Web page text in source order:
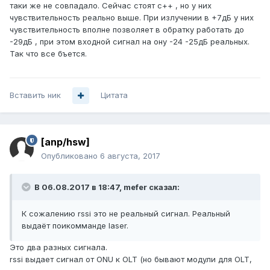
таки же не совпадало. Сейчас стоят с++ , но у них
чувствительность реально выше. При излучении в +7дБ у них
чувствительность вполне позволяет в обратку работать до
-29дБ , при этом входной сигнал на ону -24 -25дБ реальных.
Так что все бъется.
Вставить ник Цитата
[anp/hsw]
Опубликовано 6 августа, 2017
В 06.08.2017 в 18:47, mefer сказал:
К сожалению rssi это не реальный сигнал. Реальный
выдаёт поикомманде laser.
Это два разных сигнала.
rssi выдает сигнал от ONU к OLT (но бывают модули для OLT,